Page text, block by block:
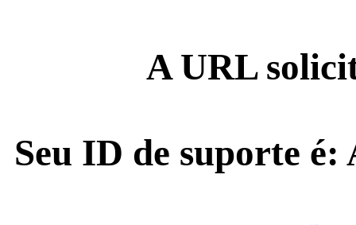
A URL
Seu ID de suporte é: